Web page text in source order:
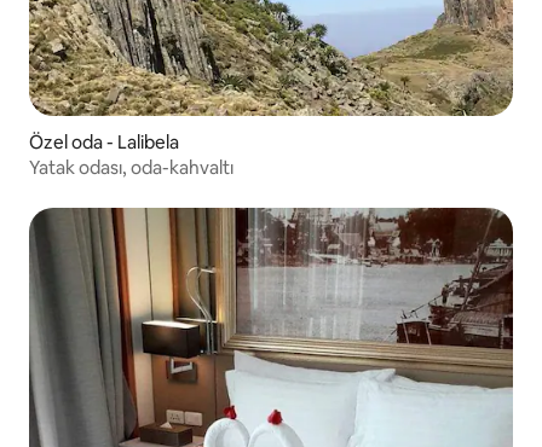
Özel oda - Lalibela
Yatak odası, oda-kahvaltı